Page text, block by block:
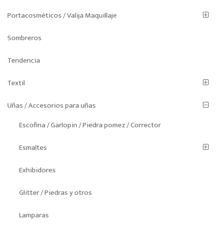
Portacosméticos / Valija Maquillaje
Sombreros
Tendencia
Textil
Uñas / Accesorios para uñas
Escofina / Garlopin / Piedra pomez / Corrector
Esmaltes
Exhibidores
Glitter / Piedras y otros
Lamparas